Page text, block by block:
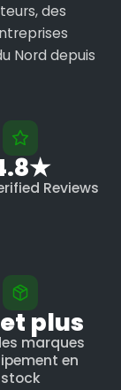
des
Nord depuis
Reviews
et plus
marques
en
stock